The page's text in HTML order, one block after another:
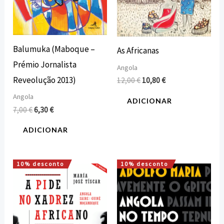
Balumuka (Maboque –
Prémio Jornalista
Reveolução 2013)
Angola
7,00€6,30€
ADICIONAR
As Africanas
Angola
12,00€ 10,80€
ADICIONAR
10% desconto
O
preço
original
era:
18,00 €.
O
preço
atual
é:
16,20 €.
10% desconto
O
preço
original
era:
15,00 €.
O
preço
atual
é:
13,50 €.